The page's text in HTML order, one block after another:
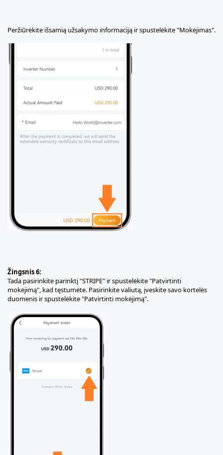
Peržiūrėkite išsamią užsakymo informaciją ir spustelėkite "Mokėjimas".
Žingsnis 6:
Tada pasirinkite parinktį "STRIPE" ir spustelėkite "Patvirtinti
mokėjimą", kad tęstumėte. Pasirinkite valiutą, įveskite savo kortelės
duomenis ir spustelėkite "Patvirtinti mokėjimą".